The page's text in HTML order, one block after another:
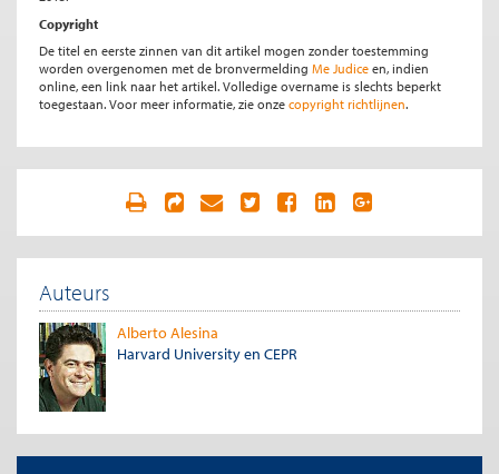
Copyright
De titel en eerste zinnen van dit artikel mogen zonder toestemming
worden overgenomen met de bronvermelding Me Judice en, indien
online, een link naar het artikel. Volledige overname is slechts beperkt
toegestaan. Voor meer informatie, zie onze copyright richtlijnen.
Auteurs
Alberto Alesina
Harvard University en CEPR